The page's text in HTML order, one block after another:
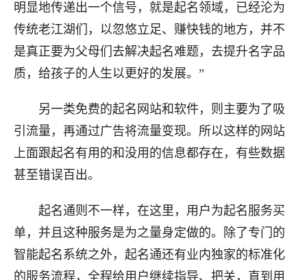
明显地传递出一个信号，就是起名领域，已经沦为
传统老江湖们，以忽悠立足、赚快钱的地方，并不
是真正要为父母们去解决起名难题，去提升名字品
质，给孩子的人生以更好的发展。”
另一类免费的起名网站和软件，则主要为了吸
引流量，再通过广告将流量变现。所以这样的网站
上面跟起名有用的和没用的信息都存在，有些数据
甚至错误百出。
起名通则不一样，在这里，用户为起名服务买
单，并且这种服务是为之量身定做的。除了专门的
智能起名系统之外，起名通还有业内独家的标准化
的服务流程，全程给用户继续指导、把关，直到用